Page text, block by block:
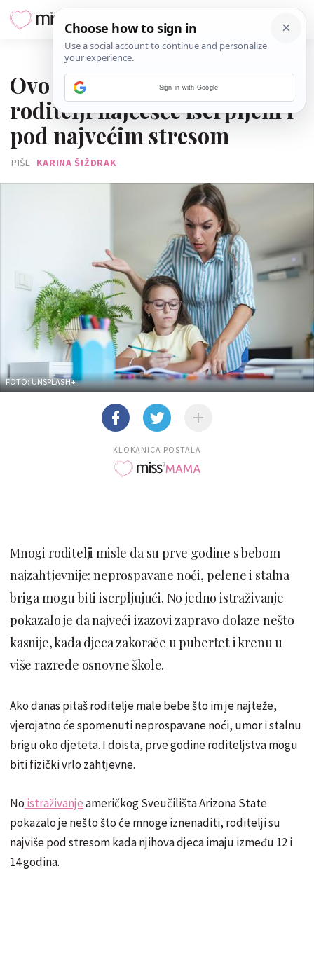
Ovo je dob djeteta u kojoj su
roditelji najčešće iscrpljeni i
pod najvećim stresom
PIŠE KARINA ŠIŽDRAK
FOTO: UNSPLASH+
KLOKANICA POSTALA
Mnogi roditelji misle da su prve godine s bebom
najzahtjevnije: neprospavane noći, pelene i stalna
briga mogu biti iscrpljujući. No jedno istraživanje
pokazalo je da najveći izazovi zapravo dolaze nešto
kasnije, kada djeca zakorače u pubertet i krenu u
više razrede osnovne škole.
Ako danas pitaš roditelje male bebe što im je najteže,
vjerojatno će spomenuti neprospavane noći, umor i stalnu
brigu oko djeteta. I doista, prve godine roditeljstva mogu
biti fizički vrlo zahtjevne.
No istraživanjeameričkog Sveučilišta Arizona State
pokazalo je nešto što će mnoge iznenaditi, roditelji su
najviše pod stresom kada njihova djeca imaju između 12 i
14 godina.
Sign in with Google